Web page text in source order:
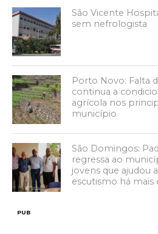
São Vicente
sem nefrologista
Porto Novo: Falta
continua a
agrícola nos
município
São Domingos:
regressa ao
jovens que ajudou
escutismo há mais
PUB